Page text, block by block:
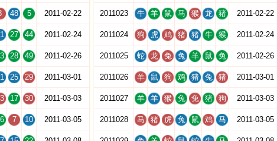
48 5 2011-02-22
27 44 2011-02-24
28 49 2011-02-26
25 29 2011-03-01
17 30 2011-03-03
7 10 2011-03-05
2011023 牛 羊 鼠 马 猴 龙 猪 2011-02-22
2011024 狗 虎 鸡 猪 猪 牛 猴 2011-02-24
2011025 蛇 龙 兔 兔 羊 鼠 兔 2011-02-26
2011026 羊 鼠 狗 鸡 猪 兔 猪 2011-03-01
2011027 羊 羊 猴 兔 兔 猪 狗 2011-03-03
2011028 马 猪 虎 兔 鼠 鸡 马 2011-03-05